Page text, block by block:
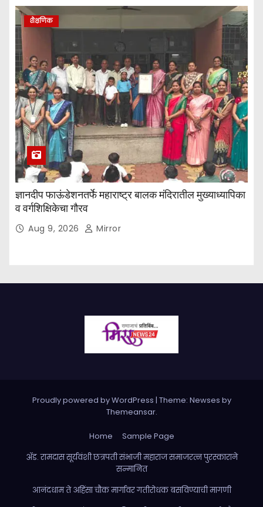
शैक्षणिक
ज्ञानदीप फाऊंडेशनतर्फे महाराष्ट्र बालक मंदिरातील मुख्याध्यापिका
व वर्गशिक्षिकेचा गौरव
Aug 9, 2026 Mirror
Proudly powered by WordPress | Theme: Newses by
Themeansar.
Home
Sample Page
ॲड. रामदास सूर्यवंशी छत्रपती संभाजी महाराज समाजरत्न पुरस्काराने
सन्मानित
आनंदधाम ते अहिंसा चौक मार्गावर गतीरोधक बसविण्याची मागणी